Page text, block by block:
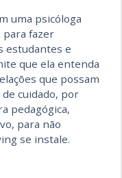
uma psicóloga
para fazer
estudantes e
que ela entenda
que possam
cuidado, por
pedagógica,
para não
se instale.